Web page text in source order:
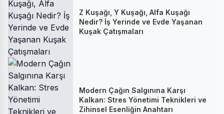
Z Kuşağı, Y Kuşağı, Alfa Kuşağı
Nedir? İş Yerinde ve Evde Yaşanan
Kuşak Çatışmaları
Modern Çağın Salgınına Karşı
Kalkan: Stres Yönetimi Teknikleri ve
Zihinsel Esenliğin Anahtarı